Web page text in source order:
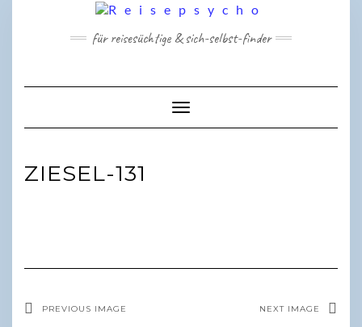
für reisesüchtige & sich-selbst-finder
Toggle Navigation
ZIESEL-131
PREVIOUS IMAGE NEXT IMAGE